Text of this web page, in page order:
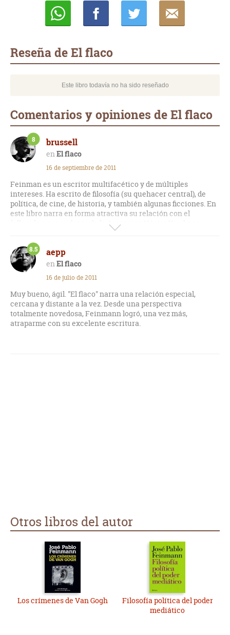
Reseña de El flaco
Este libro todavía no ha sido reseñado
Comentarios y opiniones de El flaco
brussell
El flaco
8
16 de septiembre de 2011
Feinman es un escritor multifacético y de múltiples
intereses. Ha escrito de filosofía (su quehacer central), de
política, de cine, de historia, y también algunas ficciones. En
este libro narra en forma atractiva su relación con el
fallecido ex presidente de la Argentina Néstor Kirchner,
mostrándolo muy lejos del bronce y sí como un querible
personaje que supo tener la inteligencia y la astucia para
moverse en un medio conflictivo.
aepp
El flaco
8.5
16 de julio de 2011
Muy bueno, ágil. "El flaco" narra una relación especial,
cercana y distante a la vez. Desde una perspectiva
totalmente novedosa, Feinmann logró, una vez más,
atraparme con su excelente escritura.
Otros libros del autor
Los crímenes de Van Gogh
Filosofía política del poder
mediático